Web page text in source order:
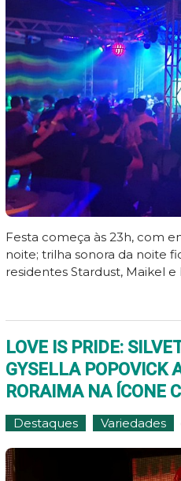
Festa começa às 23h, com
noite; trilha sonora da noite
residentes Stardust, Maikel e
LOVE IS PRIDE:
GYSELLA POPOVICK
RORAIMA NA ÍCONE
Destaques Variedades